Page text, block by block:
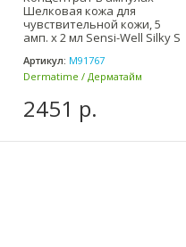
Шелковая кожа для
чувствительной кожи, 5
амп. x 2 мл Sensi-Well Silky S
Артикул: М91767
Dermatime / Дерматайм
2451 р.